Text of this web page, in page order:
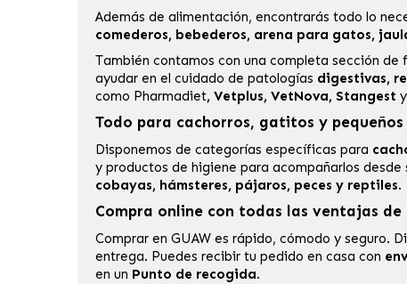
Además de alimentación, encontrarás todo lo
comederos, bebederos, arena para gatos,
También contamos con una completa sección de
ayudar en el cuidado de patologías digestivas,
como Pharmadiet, Vetplus, VetNova, Stangest y
Todo para cachorros, gatitos y pequeños
Disponemos de categorías específicas para
y productos de higiene para acompañarlos
cobayas, hámsteres, pájaros, peces y reptiles.
Compra online con todas las ventajas de
Comprar en GUAW es rápido, cómodo y seguro.
entrega. Puedes recibir tu pedido en casa con
en un Punto de recogida.